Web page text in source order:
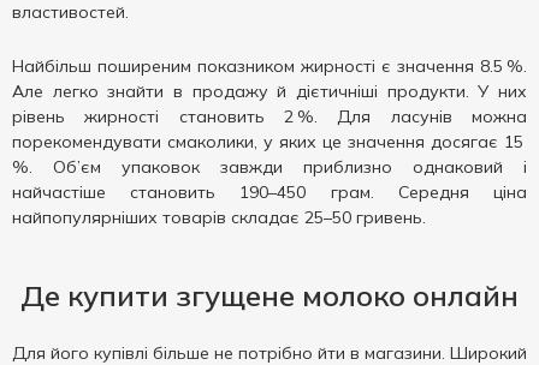
властивостей.
Найбільш поширеним показником жирності є значення 8.5 %.
Але легко знайти в продажу й дієтичніші продукти. У них
рівень жирності становить 2 %. Для ласунів можна
порекомендувати смаколики, у яких це значення досягає 15
%. Об’єм упаковок завжди приблизно однаковий і
найчастіше становить 190–450 грам. Середня ціна
найпопулярніших товарів складає 25–50 гривень.
Де купити згущене молоко онлайн
Для його купівлі більше не потрібно йти в магазини. Широкий